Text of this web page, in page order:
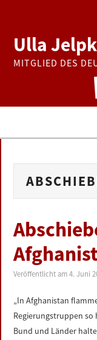
Ulla
MITGLIED DES
BUNDESTAG
ZUR PERSON
Veröffentlicht am4. Juni
„In Afghanistan
Regierungstruppen so
Bund und Länder